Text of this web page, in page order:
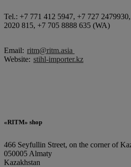
Tel.: +7 771 412 5947, +7 727
2020 815, +7 705 8888 635 (WA)
Email: ritm@ritm.asia
Website: stihl-importer.kz
«RITM» shop
466 Seyfullin Street, on the corner of
050005 Almaty
Kazakhstan